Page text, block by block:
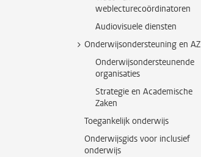
weblecturecoördinatoren
Audiovisuele diensten
Onderwijsondersteuning en AZ
Onderwijsondersteunende
organisaties
Strategie en Academische
Zaken
Toegankelijk onderwijs
Onderwijsgids voor inclusief
onderwijs